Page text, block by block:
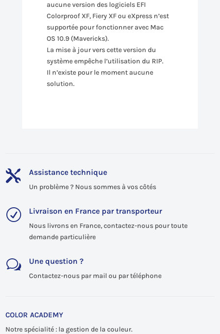
aucune version des logiciels EFI
Colorproof XF, Fiery XF ou eXpress n’est
supportée pour fonctionner avec Mac
OS 10.9 (Mavericks).
La mise à jour vers cette version du
système empêche l’utilisation du RIP.
Il n’existe pour le moment aucune
solution.
 Assistance technique
Un problème ? Nous sommes à vos côtés
R Livraison en France par transporteur
Nous livrons en France, contactez-nous pour toute
demande particulière
w Une question ?
Contactez-nous par mail ou par téléphone
COLOR ACADEMY
Notre spécialité : la gestion de la couleur.